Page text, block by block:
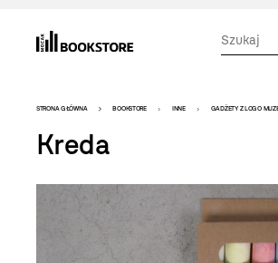
Bookstore
-
szablon
szczegóły
STRONA GŁÓWNA BOOKSTORE INNE GADŻETY Z LOGO
Kreda